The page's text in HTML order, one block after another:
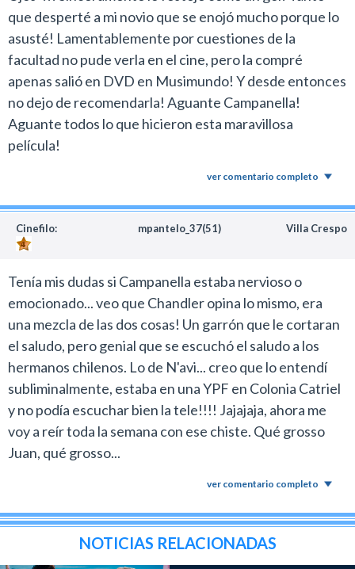
que desperté a mi novio que se enojó mucho porque lo
asusté! Lamentablemente por cuestiones de la
facultad no pude verla en el cine, pero la compré
apenas salió en DVD en Musimundo! Y desde entonces
no dejo de recomendarla! Aguante Campanella!
Aguante todos lo que hicieron esta maravillosa
película!
ver comentario completo
Cinefilo: mpantelo_37(51) Villa Crespo
Tenía mis dudas si Campanella estaba nervioso o
emocionado... veo que Chandler opina lo mismo, era
una mezcla de las dos cosas! Un garrón que le cortaran
el saludo, pero genial que se escuchó el saludo a los
hermanos chilenos. Lo de N'avi... creo que lo entendí
subliminalmente, estaba en una YPF en Colonia Catriel
y no podía escuchar bien la tele!!!! Jajajaja, ahora me
voy a reír toda la semana con ese chiste. Qué grosso
Juan, qué grosso...
ver comentario completo
NOTICIAS RELACIONADAS